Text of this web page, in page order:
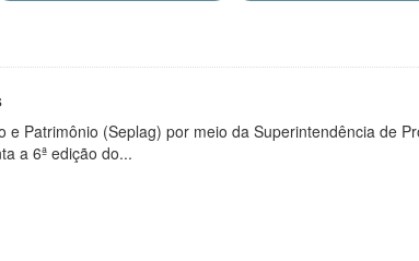
Patrimônio (Seplag) por meio da Superintendência de
a 6ª edição do...